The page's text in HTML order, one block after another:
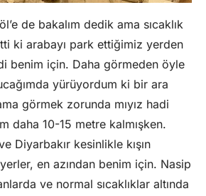
de bakalım dedik ama sıcaklık
ki arabayı park ettiğimiz yerden
benim için. Daha görmeden öyle
yürüyordum ki bir ara
görmek zorunda mıyız hadi
daha 10-15 metre kalmışken.
Diyarbakır kesinlikle kışın
en azından benim için. Nasip
ve normal sıcaklıklar altında